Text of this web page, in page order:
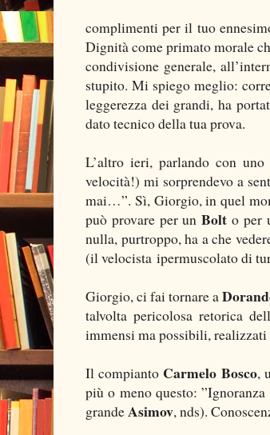
complimenti per il tuo
Dignità come primato morale
condivisione generale,
stupito. Mi spiego meglio:
leggerezza dei grandi, ha
dato tecnico della tua prova.
L’altro ieri, parlando con uno
velocità!) mi sorprendevo a
mai…”. Sì, Giorgio, in quel
può provare per unBolt o per
nulla, purtroppo, ha a che
(il velocista ipermuscolato di
Giorgio, ci fai tornare a
talvolta pericolosa retorica
immensi ma possibili, realizzati
Il compianto Carmelo Bosco,
più o meno questo:
grandeAsimov, nds).